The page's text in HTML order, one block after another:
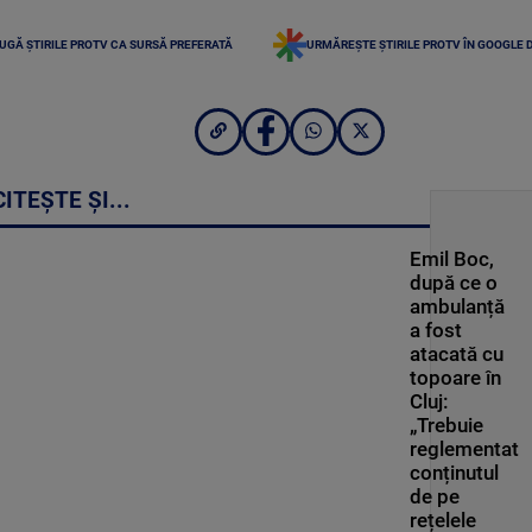
ȘTIRILE PROTV CA SURSĂ PREFERATĂ URMĂREȘTE ȘTIRILE PROTV ÎN GOOGLE
ȘI...
Emil Boc,
după ce o
ambulanță
a fost
atacată cu
topoare în
Cluj:
„Trebuie
reglementat
conținutul
de pe
rețelele